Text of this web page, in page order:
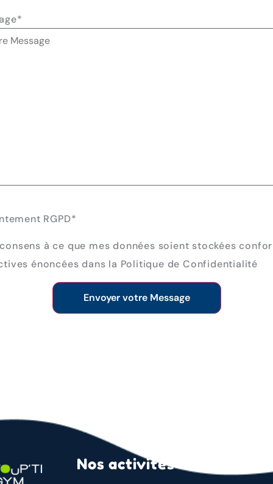
*
RGPD*
à ce que mes données soient stockées
énoncées dans la Politique de Confidentialité
Nos activités